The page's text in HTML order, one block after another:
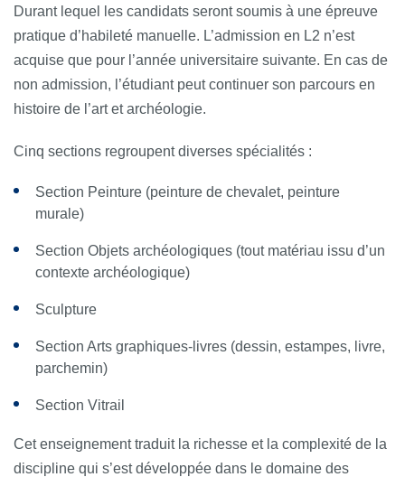
Durant lequel les candidats seront soumis à une épreuve
pratique d’habileté manuelle. L’admission en L2 n’est
acquise que pour l’année universitaire suivante. En cas de
non admission, l’étudiant peut continuer son parcours en
histoire de l’art et archéologie.
Cinq sections regroupent diverses spécialités :
Section Peinture (peinture de chevalet, peinture
murale)
Section Objets archéologiques (tout matériau issu d’un
contexte archéologique)
Sculpture
Section Arts graphiques-livres (dessin, estampes, livre,
parchemin)
Section Vitrail
Cet enseignement traduit la richesse et la complexité de la
discipline qui s’est développée dans le domaine des